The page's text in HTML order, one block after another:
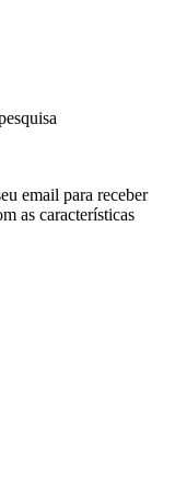
email para receber
as características